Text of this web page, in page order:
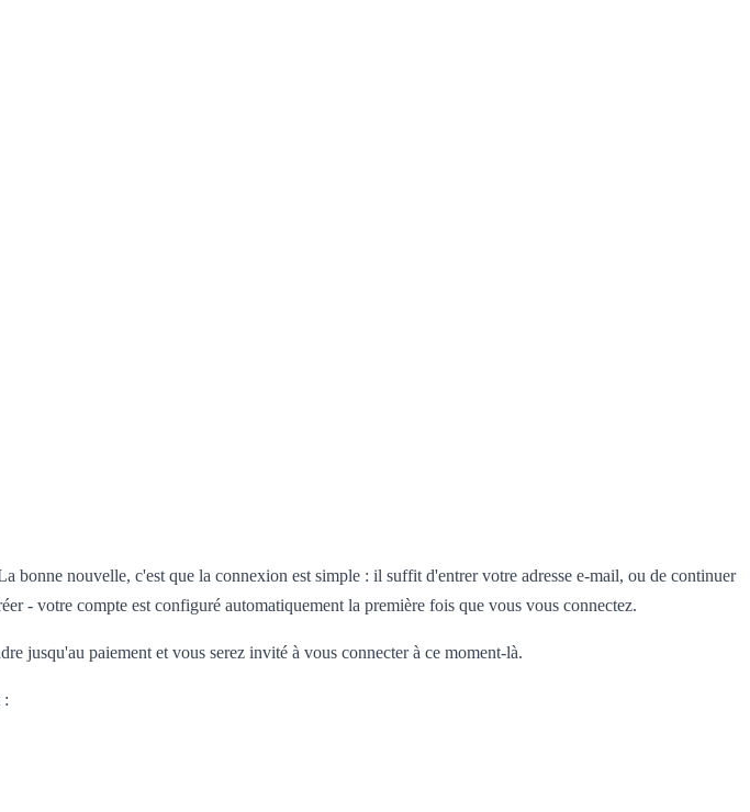
nouvelle, c'est que la connexion est simple : il suffit d'entrer votre adresse e-mail, ou de continuer
- votre compte est configuré automatiquement la première fois que vous vous connectez.
jusqu'au paiement et vous serez invité à vous connecter à ce moment-là.
: